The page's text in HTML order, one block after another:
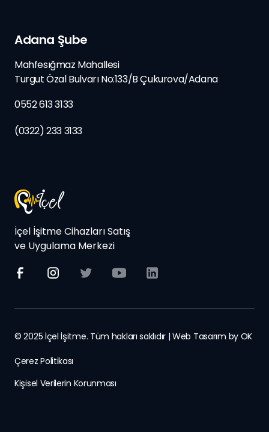
İçel İşitme Cihazları Satış
ve Uygulama Merkezi
Adana Şube
Mahfesığmaz Mahallesi
Turgut Özal Bulvarı No:133/BÇukurova/Adana
0552 613 3133
(0322) 233 3133
© 2025 İçel İşitme. Tüm hakları saklıdır | Web Tasarım by OK
Çerez Politikası
Kişisel Verilerin Korunması